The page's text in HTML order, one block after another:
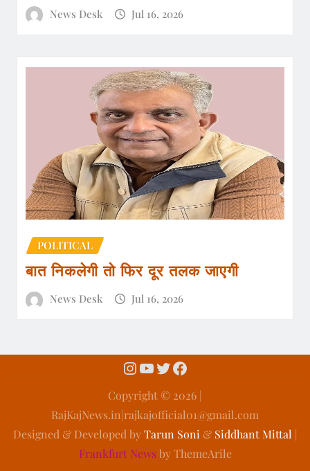
News Desk Jul 16, 2026
POLITICAL
बात निकलेगी तो फिर दूर तलक जाएगी
News Desk Jul 16, 2026
Copyright ©️ 2026 |
RajKajNews.in|rajkajofficial01@gmail.com
Designed & Developed byTarun Soni& Siddhant Mittal
Frankfurt Newsby ThemeArile